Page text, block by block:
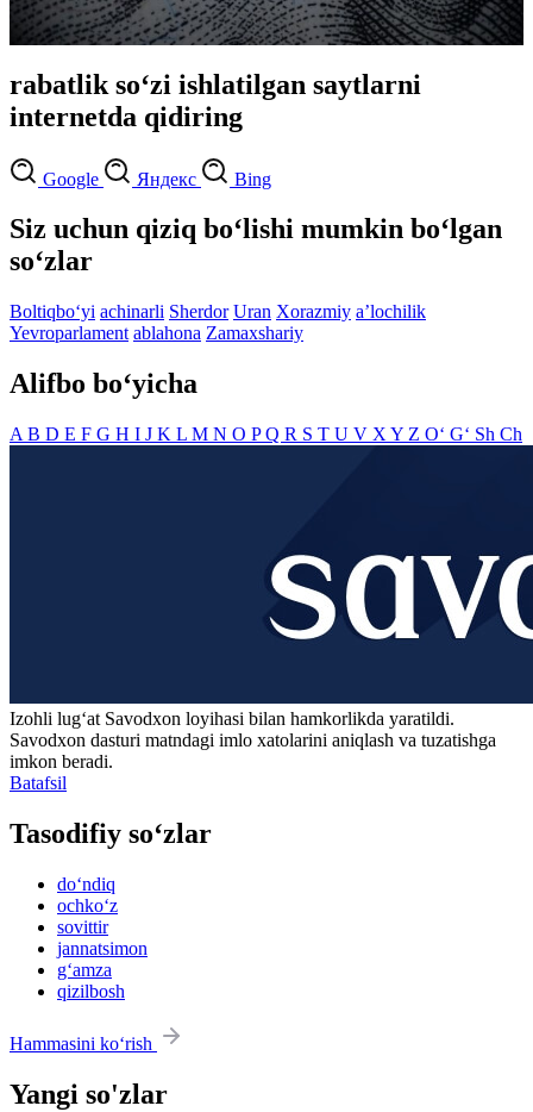
rabatlik so‘zi ishlatilgan saytlarni
internetda qidiring
Google Яндекс Bing
Siz uchun qiziq bo‘lishi mumkin bo‘lgan
so‘zlar
Boltiqbo‘yi achinarli Sherdor Uran Xorazmiy aʼlochilik
Yevroparlament ablahona Zamaxshariy
Alifbo bo‘yicha
A B D E F G H I J K L M N O PQ R S T U V X Y Z O‘ G‘ Sh Ch
Izohli lugʻat Savodxon loyihasi bilan hamkorlikda yaratildi.
Savodxon dasturi matndagi imlo xatolarini aniqlash va tuzatishga
imkon beradi.
Batafsil
Tasodifiy so‘zlar
do‘ndiq
ochko‘z
sovittir
jannatsimon
g‘amza
qizilbosh
Hammasini ko‘rish
Yangi so'zlar